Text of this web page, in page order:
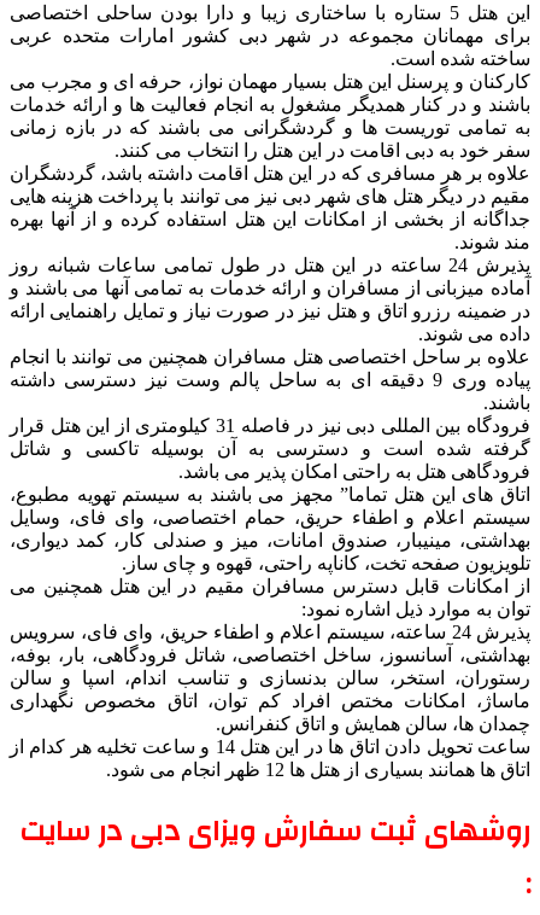
این هتل 5 ستاره با ساختاری زیبا و دارا بودن ساحلی اختصاصی
برای مهمانان مجموعه در شهر دبی کشور امارات متحده عربی
ساخته شده است.
کارکنان و پرسنل این هتل بسیار مهمان نواز، حرفه ای و مجرب می
باشند و در کنار همدیگر مشغول به انجام فعالیت ها و ارائه خدمات
به تمامی توریست ها و گردشگرانی می باشند که در بازه زمانی
سفر خود به دبی اقامت در این هتل را انتخاب می کنند.
علاوه بر هر مسافری که در این هتل اقامت داشته باشد، گردشگران
مقیم در دیگر هتل های شهر دبی نیز می توانند با پرداخت هزینه هایی
جداگانه از بخشی از امکانات این هتل استفاده کرده و از آنها بهره
مند شوند.
پذیرش 24 ساعته در این هتل در طول تمامی ساعات شبانه روز
آماده میزبانی از مسافران و ارائه خدمات به تمامی آنها می باشند و
در ضمینه رزرو اتاق و هتل نیز در صورت نیاز و تمایل راهنمایی ارائه
داده می شوند.
علاوه بر ساحل اختصاصی هتل مسافران همچنین می توانند با انجام
پیاده وری 9 دقیقه ای به ساحل پالم وست نیز دسترسی داشته
باشند.
فرودگاه بین المللی دبی نیز در فاصله 31 کیلومتری از این هتل قرار
گرفته شده است و دسترسی به آن بوسیله تاکسی و شاتل
فرودگاهی هتل به راحتی امکان پذیر می باشد.
اتاق های این هتل تماما” مجهز می باشند به سیستم تهویه مطبوع،
سیستم اعلام و اطفاء حریق، حمام اختصاصی، وای فای، وسایل
بهداشتی، مینیبار، صندوق امانات، میز و صندلی کار، کمد دیواری،
تلویزیون صفحه تخت، کاناپه راحتی، قهوه و چای ساز.
از امکانات قابل دسترس مسافران مقیم در این هتل همچنین می
توان به موارد ذیل اشاره نمود:
پذیرش 24 ساعته، سیستم اعلام و اطفاء حریق، وای فای، سرویس
بهداشتی، آسانسوز، ساخل اختصاصی، شاتل فرودگاهی، بار، بوفه،
رستوران، استخر، سالن بدنسازی و تناسب اندام، اسپا و سالن
ماساژ، امکانات مختص افراد کم توان، اتاق مخصوص نگهداری
چمدان ها، سالن همایش و اتاق کنفرانس.
ساعت تحویل دادن اتاق ها در این هتل 14 و ساعت تخلیه هر کدام از
اتاق ها همانند بسیاری از هتل ها 12 ظهر انجام می شود.
روشهای ثبت سفارش ویزای دبی در سایت
: